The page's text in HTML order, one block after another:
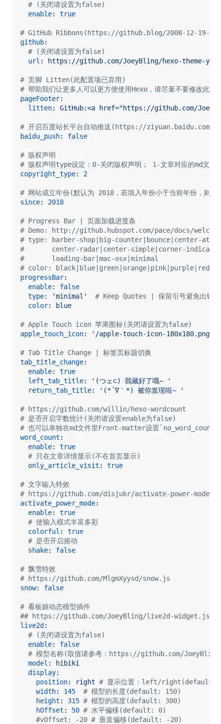
# (关闭请设置为false)
enable: true
# GitHub Ribbons(https://github.blog/2008-12-19-
github:
# (关闭请设置为false)
url : https://github.com/JoeyBling/hexo-theme-
# 页脚 Litten(此配置项已弃用)
# 帮助我们让更多人可以更方便使用Hexo，请尽量不要修改此主
pageFooter:
litten: GitHub:<a href="https://github.com/
# 开启百度站长平台自动推送(https://
baidu_push: false
# 版权声明
# 版权声明type设定：0-关闭版权声明； 1-文章对应的md文
copyright_type: 2
# 网站成立年份(默认为 2018，若填入年份小于当前年份，则
since: 2018
# Progress Bar | 页面加载进度条
# Demo: http://github.hubspot.com/pace/docs/
# type: barber-shop|big-counter|bounce|center-
#
center-radar|center-simple|corner-
#
       loading-bar|mac-osx|minimal
# color:
progressBar:
enable: false
type: 'minimal ' # Keep Quotes | 保留引号避免出错(
color: blue
# Apple Touch icon 苹果图标(关闭请设置为false)
apple_touch_icon: ' /apple-touch-icon-180x180.png
# Tab Title Change | 标签页标题切换
tab_title_change:
enable: true
left_tab_title: ' (つェ⊂) 我藏好了哦~
'
return_tab_title: ' (*´∇｀*) 被你发现啦~ '
# https://github.com/willin/hexo-wordcount
# 是否开启字数统计(关闭请设置enable为false)
# 也可以单独在md文件里Front-matter设置`no_word_count:
word_count :
enable: true
# 只在文章详情显示(不在首页显示)
only_article_visit : true
# 文字输入特效
# https://github.com/disjukr/activate-power-mode
activate_power_mode:
enable: true
# 使输入模式丰富多彩
colorful : true
# 是否开启摇动
shake: false
# 飘雪特效
# https://github.com/MlgmXyysd/snow.js
snow: false
# 看板娘动态模型插件
## https://github.com/JoeyBling/live2d-widget.js
live2d :
# (关闭请设置为false)
enable: false
# 模型名称(取值请参考：https://github.com/JoeyBling/
model :
hibiki
display:
position: right # 显示位置：left/
width: 145 # 模型的长度(default: 150)
height : 315 # 模型的高度(default: 300)
hOffset : 50 # 水平偏移(default: 0)
#vOffset: -20 # 垂直偏移(default: -20)